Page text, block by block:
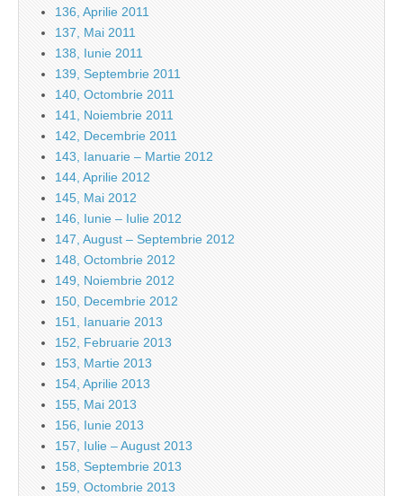
136, Aprilie 2011
137, Mai 2011
138, Iunie 2011
139, Septembrie 2011
140, Octombrie 2011
141, Noiembrie 2011
142, Decembrie 2011
143, Ianuarie – Martie 2012
144, Aprilie 2012
145, Mai 2012
146, Iunie – Iulie 2012
147, August – Septembrie 2012
148, Octombrie 2012
149, Noiembrie 2012
150, Decembrie 2012
151, Ianuarie 2013
152, Februarie 2013
153, Martie 2013
154, Aprilie 2013
155, Mai 2013
156, Iunie 2013
157, Iulie – August 2013
158, Septembrie 2013
159, Octombrie 2013